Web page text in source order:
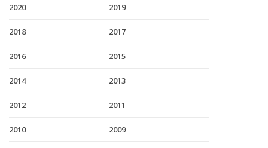
2020 2019
2018 2017
2016 2015
2014 2013
2012 2011
2010 2009